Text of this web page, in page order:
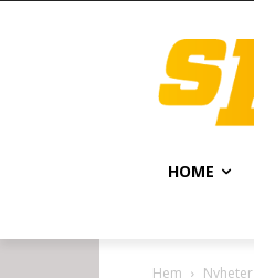
HOME
Hem Nyheter